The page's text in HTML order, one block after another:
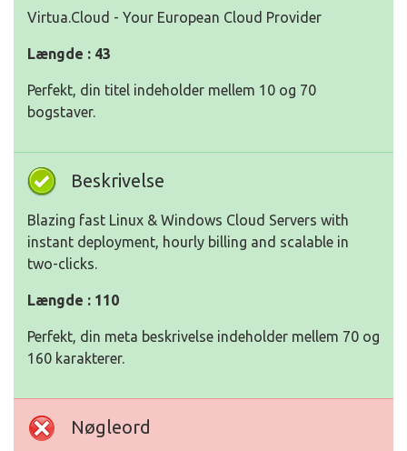
Virtua.Cloud - Your European Cloud Provider
Længde : 43
Perfekt, din titel indeholder mellem 10 og 70
bogstaver.
Beskrivelse
Blazing fast Linux & Windows Cloud Servers with
instant deployment, hourly billing and scalable in
two-clicks.
Længde : 110
Perfekt, din meta beskrivelse indeholder mellem 70 og
160 karakterer.
Nøgleord